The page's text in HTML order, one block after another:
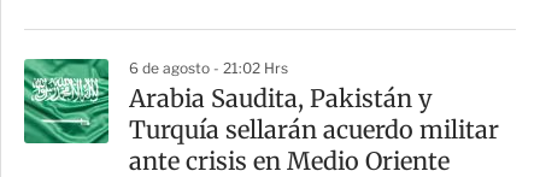
6 de agosto - 21:02 Hrs
Arabia Saudita, Pakistán y
Turquía sellarán acuerdo militar
ante crisis en Medio Oriente